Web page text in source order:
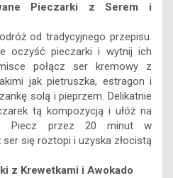
Pieczarki z Serem i
od tradycyjnego przepisu.
oczyść pieczarki i wytnij ich
połącz ser kremowy z
jak pietruszka, estragon i
solą i pieprzem. Delikatnie
tą kompozycją i ułóż na
Piecz przez 20 minut w
ser się roztopi i uzyska złocistą
z Krewetkami i Awokado